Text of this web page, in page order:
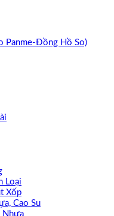
Panme-Đồng Hồ So)
Loại
Xốp
Cao Su
Nhựa